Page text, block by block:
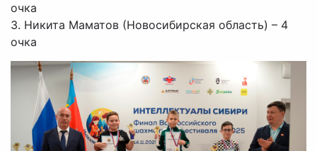
очка
3. Никита Маматов (Новосибирская область) – 4
очка